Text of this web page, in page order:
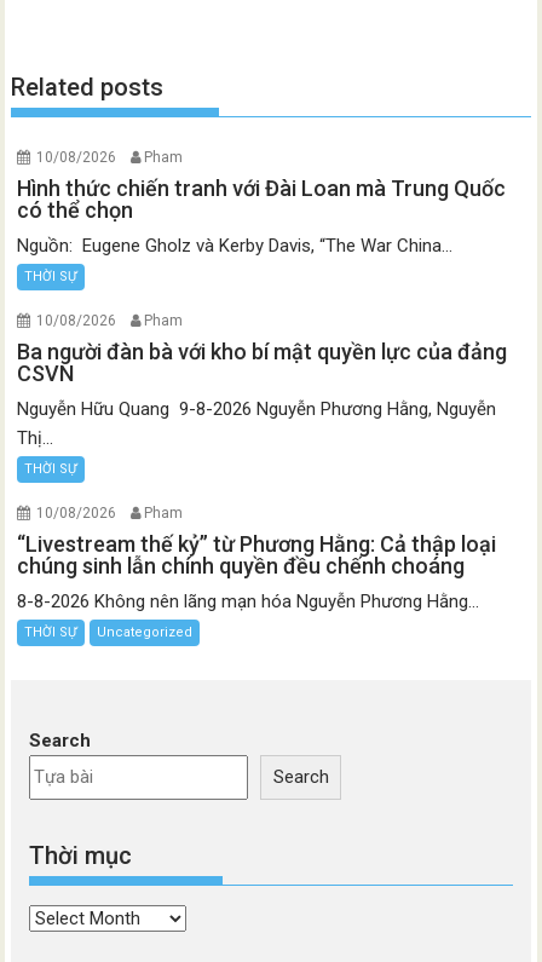
Related posts
10/08/2026 Pham
Hình thức chiến tranh với Đài Loan mà Trung Quốc
có thể chọn
Nguồn: Eugene Gholz và Kerby Davis, “The War China...
THỜI SỰ
10/08/2026 Pham
Ba người đàn bà với kho bí mật quyền lực của đảng
CSVN
Nguyễn Hữu Quang 9-8-2026 Nguyễn Phương Hằng, Nguyễn
Thị...
THỜI SỰ
10/08/2026 Pham
“Livestream thế kỷ” từ Phương Hằng: Cả thập loại
chúng sinh lẫn chính quyền đều chếnh choáng
8-8-2026 Không nên lãng mạn hóa Nguyễn Phương Hằng...
THỜI SỰ Uncategorized
Search
Search
Thời mục
Thời